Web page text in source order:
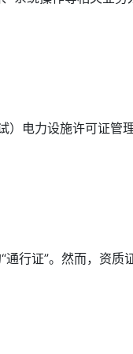
电力设施许可证管
行证”。然而，资质